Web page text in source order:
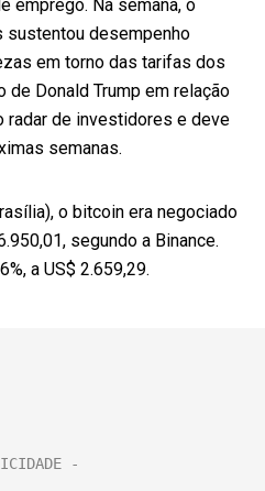
emprego. Na semana, o
desempenho
em torno das tarifas dos
de Donald Trump em relação
radar de investidores e deve
semanas.
o bitcoin era negociado
segundo a Binance.
a US$ 2.659,29.